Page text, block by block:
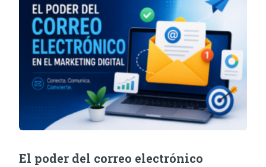
El poder del correo electrónico